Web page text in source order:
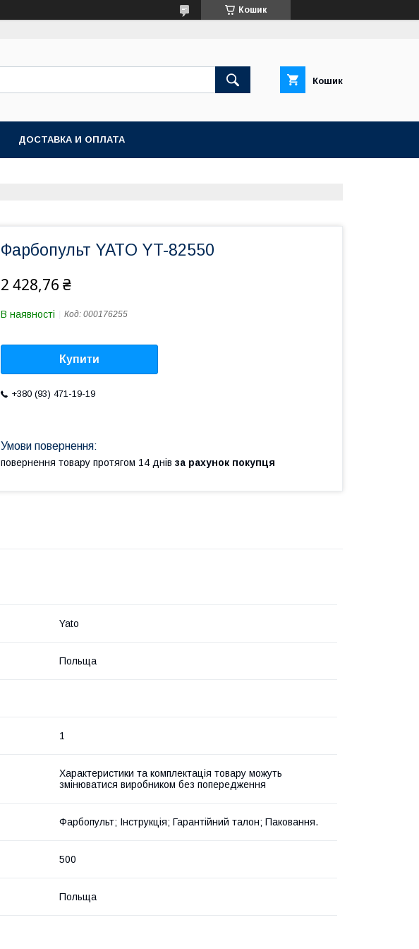
Кошик
Кошик
ДОСТАВКА И ОПЛАТА
Фарбопульт YATO YT-82550
2 428,76 ₴
В наявності Код: 000176255
Купити
+380 (93) 471-19-19
повернення товару протягом 14 днів за рахунок покупця
Yato
Польща
1
Характеристики та комплектація товару можуть
змінюватися виробником без попередження
Фарбопульт; Інструкція; Гарантійний талон; Паковання.
500
Польща